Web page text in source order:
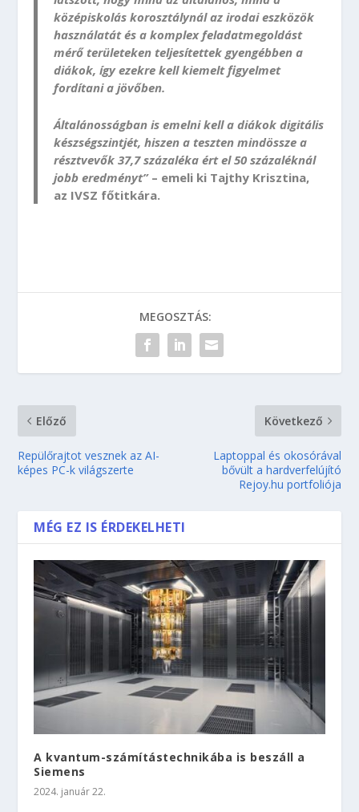
középiskolás korosztálynál az irodai eszközök
használatát és a komplex feladatmegoldást
mérő területeken teljesítettek gyengébben a
diákok, így ezekre kell kiemelt figyelmet
fordítani a jövőben.
Általánosságban is emelni kell a diákok digitális
készségszintjét, hiszen a teszten mindössze a
résztvevők 37,7 százaléka ért el 50 százaléknál
jobb eredményt” – emeli ki Tajthy Krisztina,
az IVSZ főtitkára.
MEGOSZTÁS:
Előző
Repülőrajtot vesznek az AI-
képes PC-k világszerte
Következő
Laptoppal és okosórával
bővült a hardverfelújító
Rejoy.hu portfoliója
MÉG EZ IS ÉRDEKELHETI
A kvantum-számítástechnikába is beszáll a
Siemens
2024. január 22.